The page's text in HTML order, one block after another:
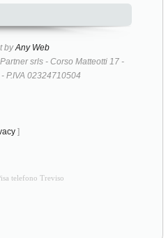
byAny Web
srls - Corso Matteotti 17 -
P.IVA 02324710504
]
telefono Treviso